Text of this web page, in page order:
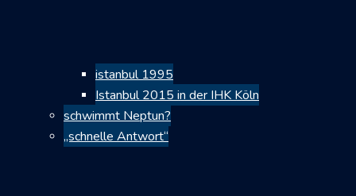
istanbul 1995
Istanbul 2015 in der IHK Köln
schwimmt Neptun?
„schnelle Antwort“